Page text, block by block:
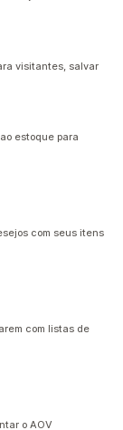
visitantes, salvar
estoque para
com seus itens
com listas de
o AOV